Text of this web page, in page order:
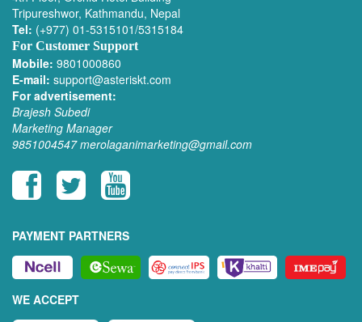
Tripureshwor, Kathmandu, Nepal
Tel: (+977) 01-5315101/5315184
For Customer Support
Mobile: 9801000860
E-mail: support@asteriskt.com
For advertisement:
Brajesh Subedi
Marketing Manager
9851004547 merolaganimarketing@gmail.com
PAYMENT PARTNERS
WE ACCEPT